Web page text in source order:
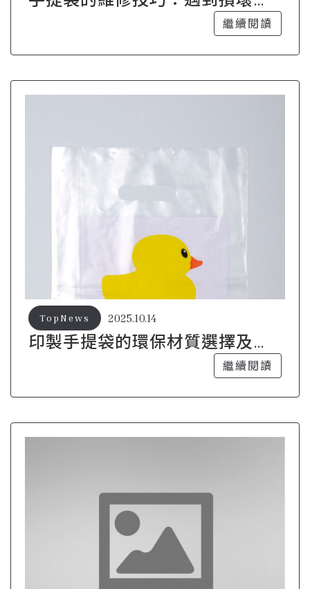
繼續閱讀
印製手提袋的環保材質選擇及其
2025.10.14
TopNews
繼續閱讀